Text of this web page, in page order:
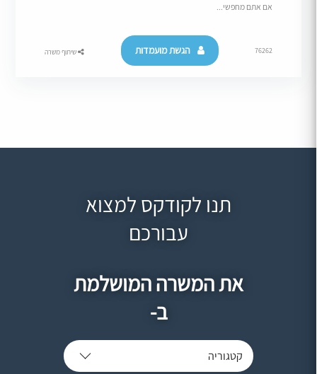
אם אתם מחפשי...
76262 הגשת מועמדות שיתוף משרה
תנו לקודקס למצוא
עבורכם
את המשרה המושלמת
ב-
קטגוריה